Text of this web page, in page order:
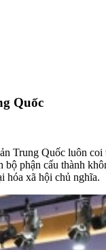
Quốc
Trung Quốc luôn
phận cấu thành
hóa xã hội chủ nghĩa.